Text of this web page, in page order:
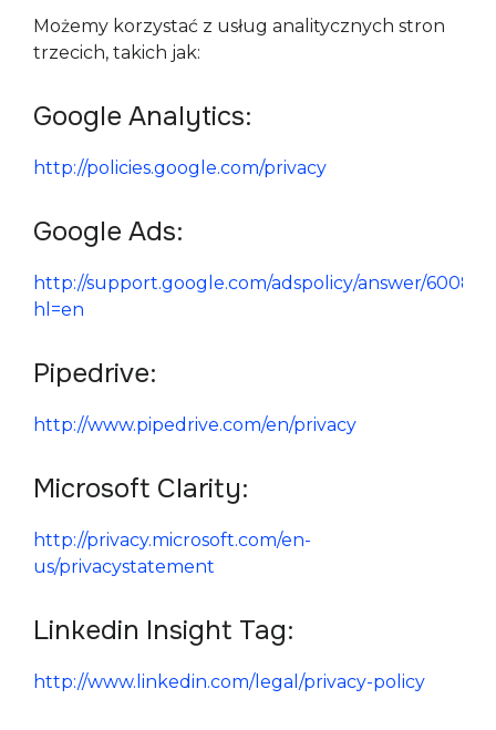
Możemy korzystać z usług analitycznych stron
trzecich, takich jak:
Google Analytics:
http://policies.google.com/privacy
Google Ads:
http://support.google.com/adspolicy/answer/
hl=en
Pipedrive:
http://www.pipedrive.com/en/privacy
Microsoft Clarity:
http://privacy.microsoft.com/en-
us/privacystatement
Linkedin Insight Tag:
http://www.linkedin.com/legal/privacy-policy